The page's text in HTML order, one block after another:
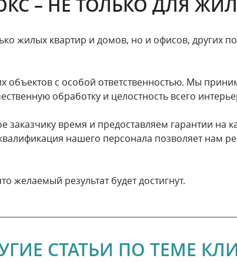
– НЕ ТОЛЬКО ДЛЯ
жилых квартир и домов, но и офисов,
объектов с особой ответственностью. Мы
обработку и целостность всего
время и предоставляем гарантии на
нашего персонала позволяет нам
желаемый результат будет достигнут.
СТАТЬИ ПО ТЕМЕ